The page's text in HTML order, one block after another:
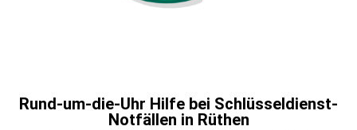
Rund-um-die-Uhr Hilfe bei Schlüsseldienst-
Notfällen in Rüthen